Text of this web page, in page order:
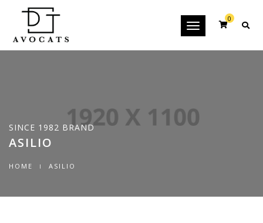
Toggle
0
SINCE 1982 BRAND
ASILIO
HOME ASILIO